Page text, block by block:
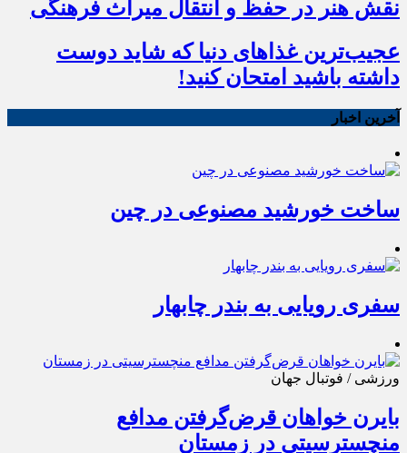
نقش هنر در حفظ و انتقال میراث فرهنگی
عجیب‌ترین غذاهای دنیا که شاید دوست
داشته باشید امتحان کنید!
آخرین اخبار
ساخت خورشید مصنوعی در چین
سفری رویایی به بندر چابهار
ورزشی / فوتبال جهان
بایرن خواهان قرض‌گرفتن مدافع
منچسترسیتی در زمستان